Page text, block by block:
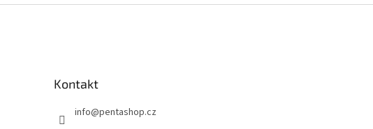
Kontakt
info@pentashop.cz